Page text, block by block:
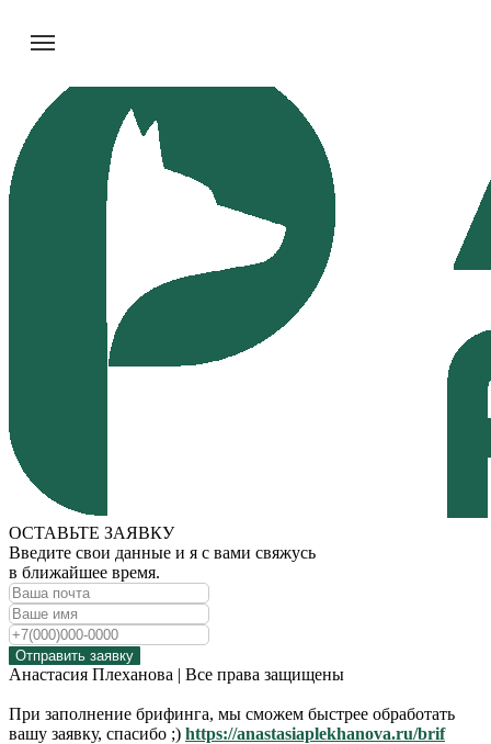
ОСТАВЬТЕ ЗАЯВКУ
Введите свои данные и я с вами свяжусь
в ближайшее время.
Отправить заявку
Анастасия Плеханова | Все права защищены
При заполнение брифинга, мы сможем быстрее обработать
вашу заявку, спасибо ;) https://anastasiaplekhanova.ru/brif